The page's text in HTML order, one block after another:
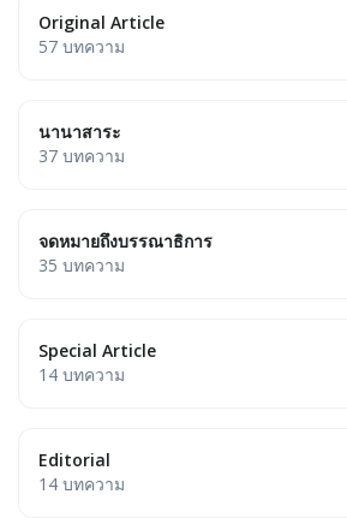
Original Article
57 บทความ
นานาสาระ
37 บทความ
จดหมายถึงบรรณาธิการ
35 บทความ
Special Article
14 บทความ
Editorial
14 บทความ